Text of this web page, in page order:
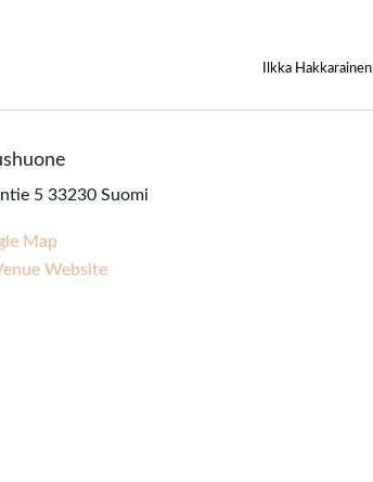
Ilkka Hakkarainen
5 33230 Suomi
Map
Website